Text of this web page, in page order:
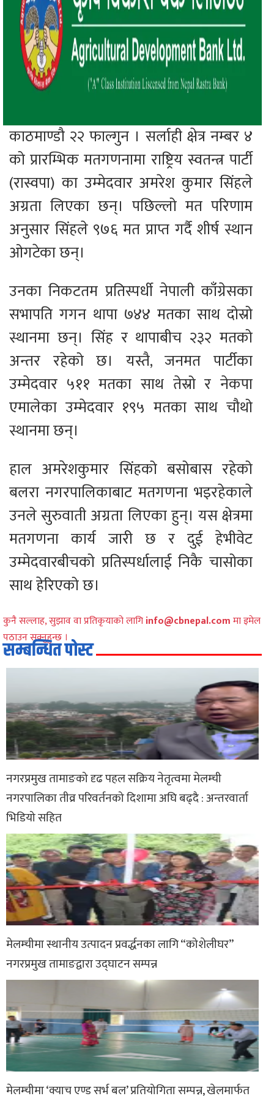
काठमाण्डौ २२ फाल्गुन । सर्लाही क्षेत्र नम्बर ४
को प्रारम्भिक मतगणनामा राष्ट्रिय स्वतन्त्र पार्टी
(रास्वपा) का उम्मेदवार अमरेश कुमार सिंहले
अग्रता लिएका छन्। पछिल्लो मत परिणाम
अनुसार सिंहले ९७६ मत प्राप्त गर्दै शीर्ष स्थान
ओगटेका छन्।
उनका निकटतम प्रतिस्पर्धी नेपाली काँग्रेसका
सभापति गगन थापा ७४४ मतका साथ दोस्रो
स्थानमा छन्। सिंह र थापाबीच २३२ मतको
अन्तर रहेको छ। यस्तै, जनमत पार्टीका
उम्मेदवार ५११ मतका साथ तेस्रो र नेकपा
एमालेका उम्मेदवार १९५ मतका साथ चौथो
स्थानमा छन्।
हाल अमरेशकुमार सिंहको बसोबास रहेको
बलरा नगरपालिकाबाट मतगणना भइरहेकाले
उनले सुरुवाती अग्रता लिएका हुन्। यस क्षेत्रमा
मतगणना कार्य जारी छ र दुई हेभीवेट
उम्मेदवारबीचको प्रतिस्पर्धालाई निकै चासोका
साथ हेरिएको छ।
कुनै सल्लाह, सुझाव वा प्रतिकृयाको लागिinfo@cbnepal.comमा इमेल
पठाउन सक्नुहुन्छ ।
सम्बन्धित पोस्ट
नगरप्रमुख तामाङको दृढ पहल सक्रिय नेतृत्वमा मेलम्ची
नगरपालिका तीव्र परिवर्तनको दिशामा अघि बढ्दै : अन्तरवार्ता
भिडियो सहित
मेलम्चीमा स्थानीय उत्पादन प्रवर्द्धनका लागि “कोशेलीघर”
नगरप्रमुख तामाङद्वारा उद्घाटन सम्पन्न
मेलम्चीमा ‘क्याच एण्ड सर्भ बल’ प्रतियोगिता सम्पन्न, खेलमार्फत